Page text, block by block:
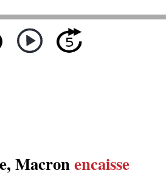
Macronencaisse